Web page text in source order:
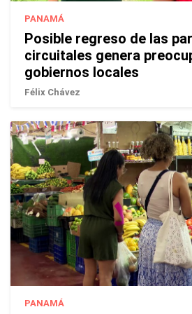
PANAMÁ
Posible regreso de las
circuitales genera
gobiernos locales
Félix Chávez
PANAMÁ